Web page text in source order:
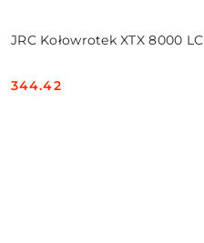
JRC Kołowrotek XTX 8000 LC
Cena:
344.42